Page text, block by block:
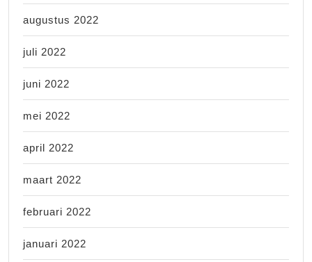
augustus 2022
juli 2022
juni 2022
mei 2022
april 2022
maart 2022
februari 2022
januari 2022